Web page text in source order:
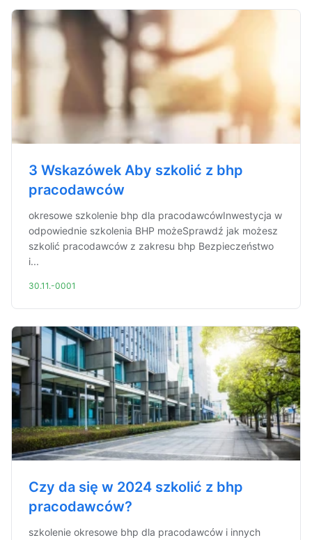
3 Wskazówek Aby szkolić z bhp
pracodawców
okresowe szkolenie bhp dla pracodawcówInwestycja w
odpowiednie szkolenia BHP możeSprawdź jak możesz
szkolić pracodawców z zakresu bhp Bezpieczeństwo
i...
30.11.-0001
Czy da się w 2024 szkolić z bhp
pracodawców?
szkolenie okresowe bhp dla pracodawców i innych